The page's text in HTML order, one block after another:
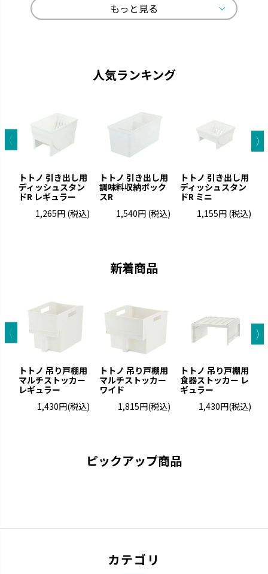
キカケア シェリー
ラクール
もっと見る
人気ランキング
トトノ 引き出し用
ディッシュスタン
ドR レギュラー
1,265円 (税込)
トトノ 引き出し用
調味料収納ボック
スR
1,540円 (税込)
トトノ 引き出し用
ディッシュスタン
ドR ミニ
1,155円 (税込)
新着商品
トトノ 吊り戸棚用
マルチストッカー
レギュラー
1,430円(税込)
トトノ 吊り戸棚用
マルチストッカー
ワイド
1,815円(税込)
トトノ 吊り戸棚用
食器ストッカー レ
ギュラー
1,430円(税込)
ピックアップ商品
カテゴリ